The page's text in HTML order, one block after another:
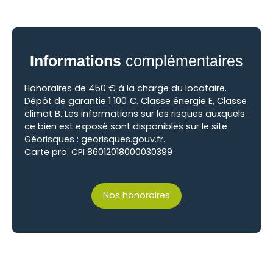
Informations complémentaires
Honoraires de 450 € à la charge du locataire.
Dépôt de garantie 1 100 €. Classe énergie E, Classe
climat B. Les informations sur les risques auxquels
ce bien est exposé sont disponibles sur le site
Géorisques : georisques.gouv.fr.
Carte pro. CPI 86012018000030399
Nos honoraires